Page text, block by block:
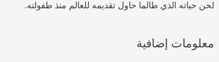
لحن حياته الذي طالما حاول تقديمه للعالم منذ طفولته.
معلومات إضافية